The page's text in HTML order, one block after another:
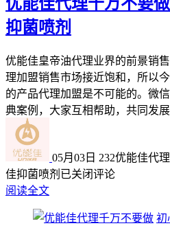
优能佳代理千万不要
抑菌喷剂
优能佳皇帝油代理业界的前景销
理加盟销售市场接近饱和，所以
的产品代理加盟是不可能的。微
典案例，大家互相帮助，共同发
05月03日 232优能佳代
佳抑菌喷剂 已关闭评论
阅读全文
初